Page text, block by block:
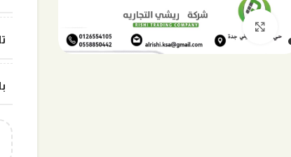
اضغط للتكبير